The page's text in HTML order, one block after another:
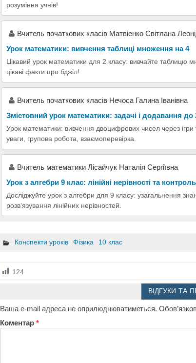
розуміння учнів!
Вчитель початкових класів Матвіенко Світлана
Урок математики: вивчення таблиці множення на 4
Цікавий урок математики для 2 класу: вивчайте таблицю
цікаві факти про бджіл!
Вчитель початкових класів Нечоса Галина Іванівна
Змістовний урок математики: задачі і додавання до
Урок математики: вивчення двоцифрових чисел через ігри
уваги, групова робота, взаємоперевірка.
Вчитель математики Лісайчук Наталія Сергіївна
Урок з алгебри 9 клас: лінійні нерівності та
Досліджуйте урок з алгебри для 9 класу: узагальнення
розв’язування лінійних нерівностей.
Конспекти уроків Фізика 10 клас
124
ВІДГУКИ ТА
Ваша e-mail адреса не оприлюднюватиметься.
Коментар *